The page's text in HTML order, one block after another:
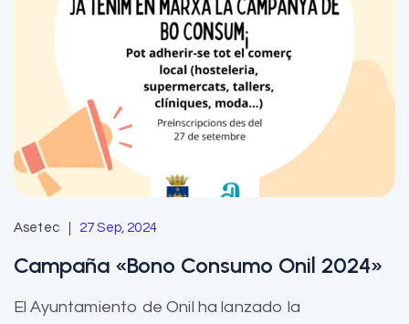
Asetec 27 Sep, 2024
Campaña «Bono Consumo Onil 2024»
El Ayuntamiento de Onil ha lanzado la